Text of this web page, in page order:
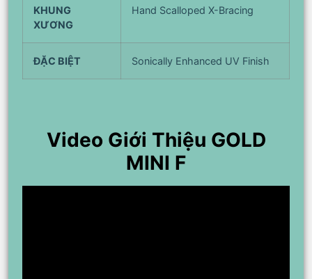
KHUNG
XƯƠNG
Hand Scalloped X-Bracing
ĐẶC BIỆT Sonically Enhanced UV Finish
Video Giới Thiệu GOLD
MINI F